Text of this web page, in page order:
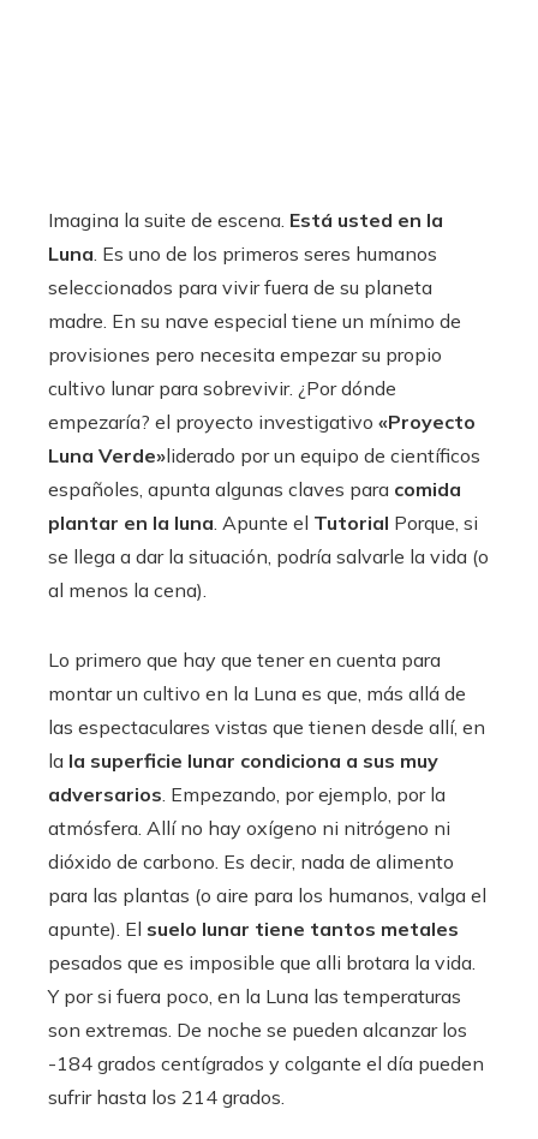
Imagina la suite de escena. Está usted en la
Luna. Es uno de los primeros seres humanos
seleccionados para vivir fuera de su planeta
madre. En su nave especial tiene un mínimo de
provisiones pero necesita empezar su propio
cultivo lunar para sobrevivir. ¿Por dónde
empezaría? el proyecto investigativo «Proyecto
Luna Verde»liderado por un equipo de científicos
españoles, apunta algunas claves para comida
plantar en la luna. Apunte el Tutorial Porque, si
se llega a dar la situación, podría salvarle la vida (o
al menos la cena).
Lo primero que hay que tener en cuenta para
montar un cultivo en la Luna es que, más allá de
las espectaculares vistas que tienen desde allí, en
la la superficie lunar condiciona a sus muy
adversarios. Empezando, por ejemplo, por la
atmósfera. Allí no hay oxígeno ni nitrógeno ni
dióxido de carbono. Es decir, nada de alimento
para las plantas (o aire para los humanos, valga el
apunte). El suelo lunar tiene tantos metales
pesados ​​que es imposible que alli brotara la vida.
Y por si fuera poco, en la Luna las temperaturas
son extremas. De noche se pueden alcanzar los
-184 grados centígrados y colgante el día pueden
sufrir hasta los 214 grados.